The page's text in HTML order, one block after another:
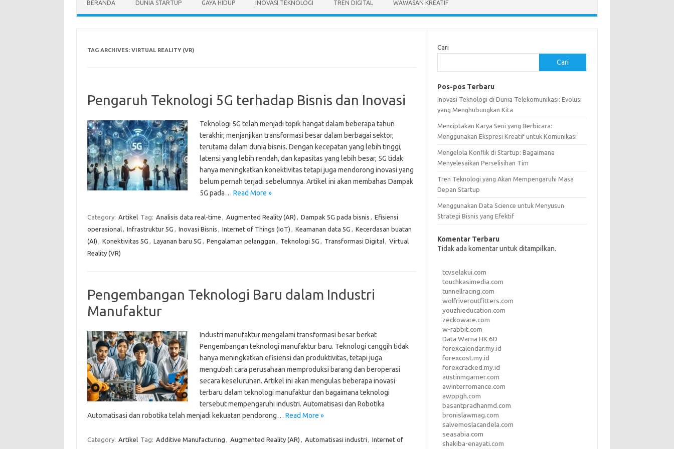
BERANDA DUNIA STARTUP GAYA HIDUP INOVASI TEKNOLOGI TREN DIGITAL WAWASAN KREATIF
TAG ARCHIVES: VIRTUAL REALITY (VR)
Pengaruh Teknologi 5G terhadap Bisnis dan Inovasi
Teknologi 5G telah menjadi topik hangat dalam beberapa tahun
terakhir, menjanjikan transformasi besar dalam berbagai sektor,
terutama dalam dunia bisnis. Dengan kecepatan yang lebih tinggi,
latensi yang lebih rendah, dan kapasitas yang lebih besar, 5G tidak
hanya meningkatkan konektivitas tetapi juga mendorong inovasi yang
belum pernah terjadi sebelumnya. Artikel ini akan membahas Dampak
5G pada… Read More »
Category: Artikel Tag: Analisis data real-time , Augmented Reality (AR) , Dampak 5G pada bisnis , Efisiensi
operasional, Infrastruktur 5G , Inovasi Bisnis , Internet of Things (IoT) , Keamanan data 5G , Kecerdasan buatan
(AI) , Konektivitas 5G , Layanan baru 5G , Pengalaman pelanggan , Teknologi 5G , Transformasi Digital, Virtual
Reality (VR)
Pengembangan Teknologi Baru dalam Industri
Manufaktur
Industri manufaktur mengalami transformasi besar berkat
Pengembangan teknologi manufaktur baru. Teknologi canggih tidak
hanya meningkatkan efisiensi dan produktivitas, tetapi juga
mengubah cara perusahaan memproduksi barang dan beroperasi
secara keseluruhan. Artikel ini akan mengulas beberapa inovasi
terbaru dalam teknologi manufaktur dan bagaimana teknologi
tersebut mempengaruhi industri. Automatisasi dan Robotika
Automatisasi dan robotika telah menjadi kekuatan pendorong… Read More »
Category: Artikel Tag: Additive Manufacturing , Augmented Reality (AR) , Automatisasi industri , Internet of
Cari
Cari
Pos-pos Terbaru
Inovasi Teknologi di Dunia Telekomunikasi: Evolusi
yang Menghubungkan Kita
Menciptakan Karya Seni yang Berbicara:
Menggunakan Ekspresi Kreatif untuk Komunikasi
Mengelola Konflik di Startup: Bagaimana
Menyelesaikan Perselisihan Tim
Tren Teknologi yang Akan Mempengaruhi Masa
Depan Startup
Menggunakan Data Science untuk Menyusun
Strategi Bisnis yang Efektif
Komentar Terbaru
Tidak ada komentar untuk ditampilkan.
tcvselakui.com
touchkasimedia.com
tunnellracing.com
wolfriveroutfitters.com
youzhieducation.com
zeckoware.com
w-rabbit.com
Data Warna HK 6D
forexcalendar.my.id
forexcost.my.id
forexcracked.my.id
austinmgarner.com
awinterromance.com
awppgh.com
basantpradhanmd.com
bronislawmag.com
salvemoslacandela.com
seasabia.com
shakiba-enayati.com